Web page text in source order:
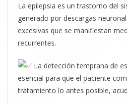
La epilepsia es un trastorno del
generado por descargas
excesivas que se manifiestan
recurrentes.
La detección temprana de
esencial para que el paciente
tratamiento lo antes posible,